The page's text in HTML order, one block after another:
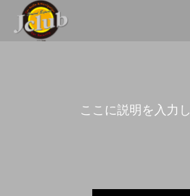
こ こ に説明 を 入 力 し